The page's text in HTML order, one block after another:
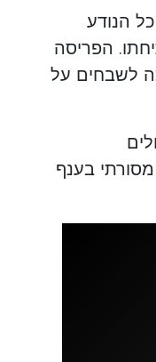
הנודע
הפריסה
לשבחים על
בענף